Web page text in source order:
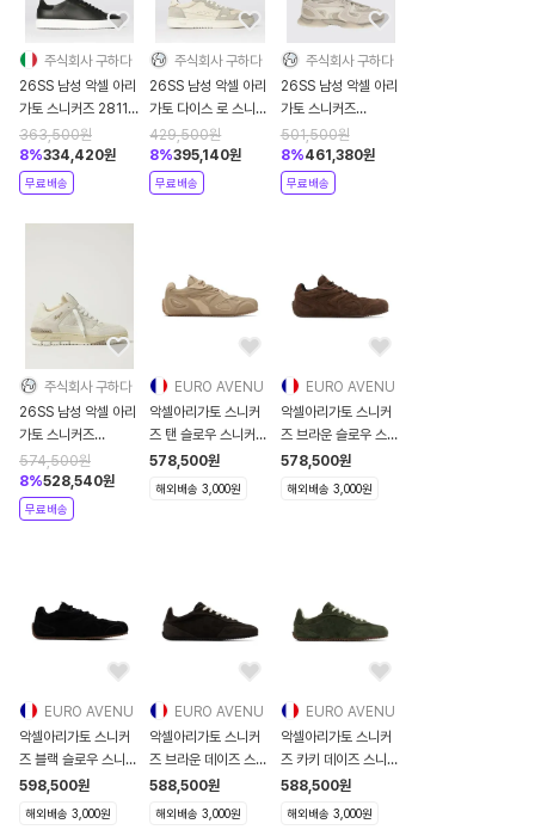
주식회사 구하다
26SS 남성 악셀 아리
가토 스니커즈 28115
Black
363,500원
8%334,420원
무료배송
주식회사 구하다
26SS 남성 악셀 아리
가토 다이스 로 스니커
즈 F1697006
Beige
429,500원
8%395,140원
무료배송
주식회사 구하다
26SS 남성 악셀 아리
가토 스니커즈
F3488004 White
501,500원
8%461,380원
무료배송
주식회사 구하다
26SS 남성 악셀 아리
가토 스니커즈
F2279001 Beige
574,500원
8%528,540원
무료배송
EURO AVENU
악셀아리가토 스니커
즈 탠 슬로우 스니커즈
262307M237009
578,500원
해외배송 3,000원
EURO AVENU
악셀아리가토 스니커
즈 브라운 슬로우 스니
커즈
578,500원
해외배송 3,000원
EURO AVENU
악셀아리가토 스니커
즈 블랙 슬로우 스니커
즈
262307M237008
598,500원
해외배송 3,000원
EURO AVENU
악셀아리가토 스니커
즈 브라운 데이즈 스니
커즈
262307M237015
588,500원
해외배송 3,000원
EURO AVENU
악셀아리가토 스니커
즈 카키 데이즈 스니커
즈
262307M237016
588,500원
해외배송 3,000원